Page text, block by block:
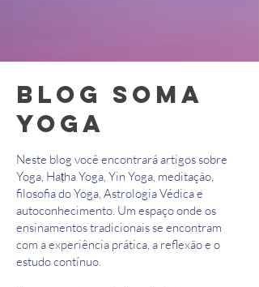
Blog Soma
Yoga
Neste blog você encontrará artigos sobre
Yoga, Haṭha Yoga, Yin Yoga, meditação,
filosofia do Yoga, Astrologia Védica e
autoconhecimento. Um espaço onde os
ensinamentos tradicionais se encontram
com a experiência prática, a reflexão e o
estudo contínuo.